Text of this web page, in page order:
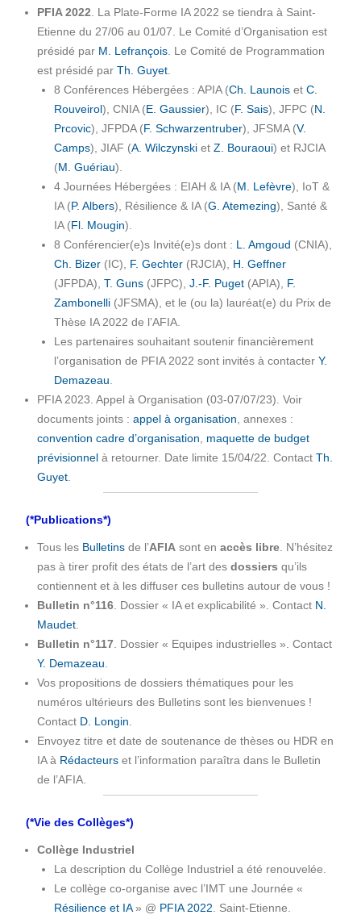
PFIA 2022 . La Plate-Forme IA 2022 se tiendra à Saint-
Etienne du 27/06 au 01/07. Le Comité d’Organisation est
présidé par M. Lefrançois. Le Comité de Programmation
est présidé par Th. Guyet.
8 Conférences Hébergées : APIA (Ch. Launoiset C.
Rouveirol), CNIA (E. Gaussier), IC (F. Sais), JFPC (N.
Prcovic), JFPDA (F. Schwarzentruber), JFSMA (V.
Camps), JIAF (A. Wilczynskiet Z. Bouraoui) et RJCIA
(M. Guériau).
4 Journées Hébergées : EIAH & IA (M. Lefèvre), IoT &
IA (P. Albers), Résilience & IA (G. Atemezing), Santé &
IA (Fl. Mougin).
8 Conférencier(e)s Invité(e)s dont : L. Amgoud (CNIA),
Ch. Bizer(IC), F. Gechter(RJCIA), H. Geffner
(JFPDA), T. Guns(JFPC), J.-F. Puget(APIA), F.
Zambonelli(JFSMA), et le (ou la) lauréat(e) du Prix de
Thèse IA 2022 de l’AFIA.
Les partenaires souhaitant soutenir financièrement
l’organisation de PFIA 2022 sont invités à contacter Y.
Demazeau
PFIA 2023. Appel à Organisation (03-07/07/23). Voir
documents joints : appel à organisation , annexes :
convention cadre d’organisation
maquette de budget
prévisionnelà retourner. Date limite 15/04/22. Contact Th.
Guyet.
(*Publications*)
Tous les Bulletinsde l’AFIAsont en accès libre. N’hésitez
pas à tirer profit des états de l’art des dossiers qu’ils
contiennent et à les diffuser ces bulletins autour de vous !
Bulletin n°116. Dossier « IA et explicabilité ». Contact N.
Maudet.
Bulletin n°117. Dossier « Equipes industrielles ». Contact
Y. Demazeau
Vos propositions de dossiers thématiques pour les
numéros ultérieurs des Bulletins sont les bienvenues !
Contact D. Longin
Envoyez titre et date de soutenance de thèses ou HDR en
IA à Rédacteurset l’information paraîtra dans le Bulletin
de l’AFIA.
(*Vie des Collèges*)
Collège Industriel
La description du Collège Industriel a été renouvelée.
Le collège co-organise avec l’IMT une Journée «
Résilience et IA» @ PFIA 2022 . Saint-Etienne.